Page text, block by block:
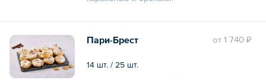
Общий вес – 790 г
oт 1 740 ₽
Пари-Брест
14 шт. / 25 шт.